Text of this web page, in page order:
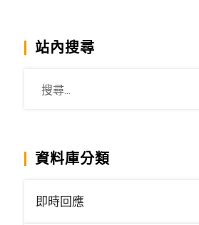
站內搜尋
資料庫分類
即時回應